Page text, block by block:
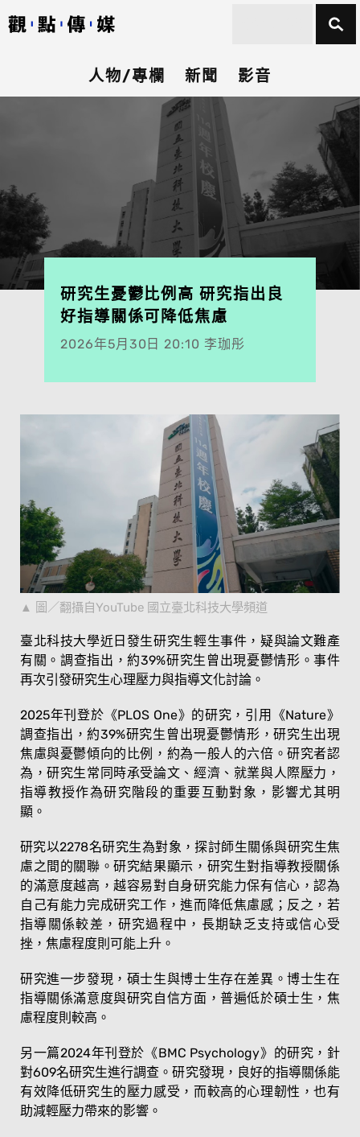
人物/專欄 新聞 影音
研究生憂鬱比例高 研究指出良
好指導關係可降低焦慮
2026年5月30日 20:10 李珈彤
圖／翻攝自YouTube 國立臺北科技大學頻道
臺北科技大學近日發生研究生輕生事件，疑與論文難產
有關。調查指出，約39%研究生曾出現憂鬱情形。事件
再次引發研究生心理壓力與指導文化討論。
2025年刊登於《PLOS One》的研究，引用《Nature》
調查指出，約39%研究生曾出現憂鬱情形，研究生出現
焦慮與憂鬱傾向的比例，約為一般人的六倍。研究者認
為，研究生常同時承受論文、經濟、就業與人際壓力，
指導教授作為研究階段的重要互動對象，影響尤其明
顯。
研究以2278名研究生為對象，探討師生關係與研究生焦
慮之間的關聯。研究結果顯示，研究生對指導教授關係
的滿意度越高，越容易對自身研究能力保有信心，認為
自己有能力完成研究工作，進而降低焦慮感；反之，若
指導關係較差，研究過程中，長期缺乏支持或信心受
挫，焦慮程度則可能上升。
研究進一步發現，碩士生與博士生存在差異。博士生在
指導關係滿意度與研究自信方面，普遍低於碩士生，焦
慮程度則較高。
另一篇2024年刊登於《BMC Psychology》的研究，針
對609名研究生進行調查。研究發現，良好的指導關係能
有效降低研究生的壓力感受，而較高的心理韌性，也有
助減輕壓力帶來的影響。